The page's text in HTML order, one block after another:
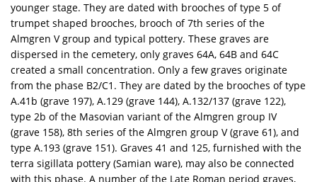
younger stage. They are dated with brooches of type 5 of
trumpet shaped brooches, brooch of 7th series of the
Almgren V group and typical pottery. These graves are
dispersed in the cemetery, only graves 64A, 64B and 64C
created a small concentration. Only a few graves originate
from the phase B2/C1. They are dated by the brooches of type
A.41b (grave 197), A.129 (grave 144), A.132/137 (grave 122),
type 2b of the Masovian variant of the Almgren group IV
(grave 158), 8th series of the Almgren group V (grave 61), and
type A.193 (grave 151). Graves 41 and 125, furnished with the
terra sigillata pottery (Samian ware), may also be connected
with this phase. A number of the Late Roman period graves,